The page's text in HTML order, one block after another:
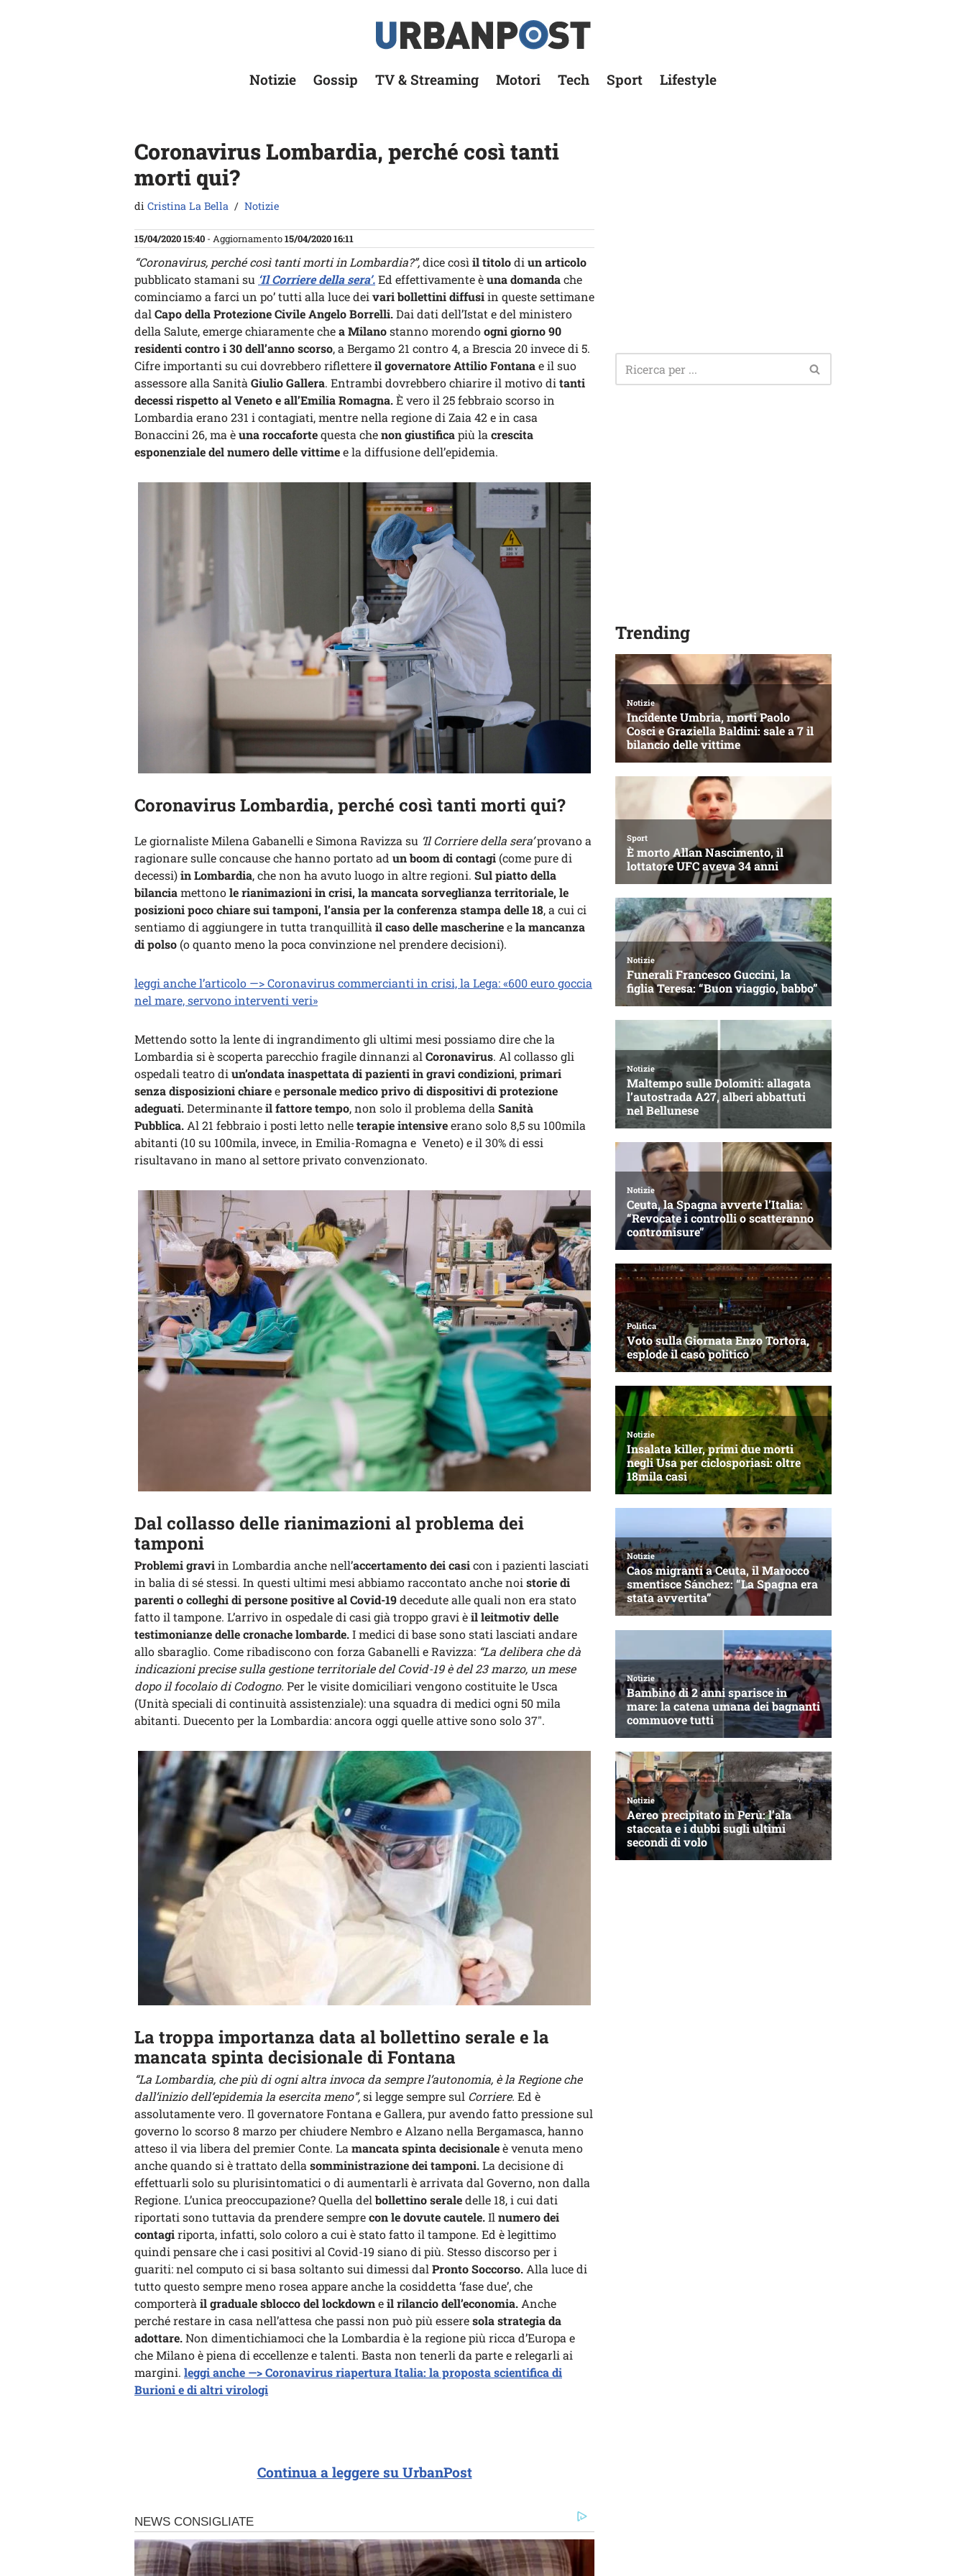
Notizie Gossip TV & Streaming Motori Tech Sport Lifestyle
Coronavirus Lombardia, perché così tanti
morti qui?
di Cristina La Bella Notizie
15/04/2020 15:40 - Aggiornamento15/04/2020 16:11
“Coronavirus, perché così tanti morti in Lombardia?”,dice così il titolodi un articolo
pubblicato stamani su ‘Il Corriere della sera’.Ed effettivamente èuna domandache
cominciamo a farci un po’ tutti alla luce dei vari bollettini diffusiin queste settimane
dal Capo della Protezione Civile Angelo Borrelli.Dai dati dell’Istat e del ministero
della Salute, emerge chiaramente chea Milanostanno morendoogni giorno 90
residenti contro i 30 dell’anno scorso, a Bergamo 21 contro 4, a Brescia 20 invece di 5.
Cifre importanti su cui dovrebbero riflettereil governatore Attilio Fontanae il suo
assessore alla Sanità Giulio Gallera. Entrambi dovrebbero chiarire il motivo di tanti
decessi rispetto al Veneto e all’Emilia Romagna.È vero il 25 febbraio scorso in
Lombardia erano 231 i contagiati, mentre nella regione di Zaia 42 e in casa
Bonaccini 26, ma èuna roccafortequesta chenon giustificapiù la crescita
esponenziale del numero delle vittimee la diffusione dell’epidemia.
Coronavirus Lombardia, perché così tanti morti qui?
Le giornaliste Milena Gabanelli e Simona Ravizza su ‘Il Corriere della sera’provano a
ragionare sulle concause che hanno portato ad un boom di contagi (come pure di
decessi)in Lombardia, che non ha avuto luogo in altre regioni. Sul piatto della
bilanciamettonole rianimazioni in crisi, la mancata sorveglianza territoriale, le
posizioni poco chiare sui tamponi, l’ansia per la conferenza stampa delle 18, a cui ci
sentiamo di aggiungere in tutta tranquillità il caso delle mascherineela mancanza
di polso (o quanto meno la poca convinzione nel prendere decisioni).
leggi anche l’articolo —> Coronavirus commercianti in crisi, la Lega: «600 euro goccia
nel mare, servono interventi veri»
Mettendo sotto la lente di ingrandimento gli ultimi mesi possiamo dire che la
Lombardia si è scoperta parecchio fragile dinnanzi al Coronavirus. Al collasso gli
ospedali teatro di un’ondata inaspettata di pazienti in gravi condizioni,primari
senza disposizioni chiareepersonale medico privo di dispositivi di protezione
adeguati.Determinanteil fattore tempo, non solo il problema della Sanità
Pubblica. Al 21 febbraio i posti letto nelleterapie intensiveerano solo 8,5 su 100mila
abitanti (10 su 100mila, invece, in Emilia-Romagna e Veneto) e il 30% di essi
risultavano in mano al settore privato convenzionato.
Dal collasso delle rianimazioni al problema dei
tamponi
Problemi graviin Lombardia anche nell’accertamento dei casicon i pazienti lasciati
in balia di sé stessi. In questi ultimi mesi abbiamo raccontato anche noi storie di
parenti o colleghi di persone positive al Covid-19decedute alle quali non era stato
fatto il tampone. L’arrivo in ospedale di casi già troppo gravi èil leitmotiv delle
testimonianze delle cronache lombarde.I medici di base sono stati lasciati andare
allo sbaraglio. Come ribadiscono con forza Gabanelli e Ravizza: “La delibera che dà
indicazioni precise sulla gestione territoriale del Covid-19 è del 23 marzo, un mese
dopo il focolaio di Codogno. Per le visite domiciliari vengono costituite le Usca
(Unità speciali di continuità assistenziale): una squadra di medici ogni 50 mila
abitanti. Duecento per la Lombardia: ancora oggi quelle attive sono solo 37″.
La troppa importanza data al bollettino serale e la
mancata spinta decisionale di Fontana
“La Lombardia, che più di ogni altra invoca da sempre l’autonomia, è la Regione che
dall’inizio dell’epidemia la esercita meno”,si legge sempre sul Corriere. Ed è
assolutamente vero. Il governatore Fontana e Gallera, pur avendo fatto pressione sul
governo lo scorso 8 marzo per chiudere Nembro e Alzano nella Bergamasca, hanno
atteso il via libera del premier Conte. La mancata spinta decisionaleè venuta meno
anche quando si è trattato della somministrazione dei tamponi.La decisione di
effettuarli solo su plurisintomatici o di aumentarli è arrivata dal Governo, non dalla
Regione. L’unica preoccupazione? Quella delbollettino seraledelle 18, i cui dati
riportati sono tuttavia da prendere semprecon le dovute cautele.Il numero dei
contagiriporta, infatti, solo coloro a cui è stato fatto il tampone. Ed è legittimo
quindi pensare che i casi positivi al Covid-19 siano di più. Stesso discorso per i
guariti: nel computo ci si basa soltanto sui dimessi dal Pronto Soccorso. Alla luce di
tutto questo sempre meno rosea appare anche la cosiddetta ‘fase due’, che
comporterà il graduale sblocco del lockdowneil rilancio dell’economia. Anche
perché restare in casa nell’attesa che passi non può più esseresola strategia da
adottare.Non dimentichiamoci che la Lombardia è la regione più ricca d’Europa e
che Milano è piena di eccellenze e talenti. Basta non tenerli da parte e relegarli ai
margini. leggi anche —> Coronavirus riapertura Italia: la proposta scientifica di
Burioni e di altri virologi
Continua a leggere su UrbanPost
Trending